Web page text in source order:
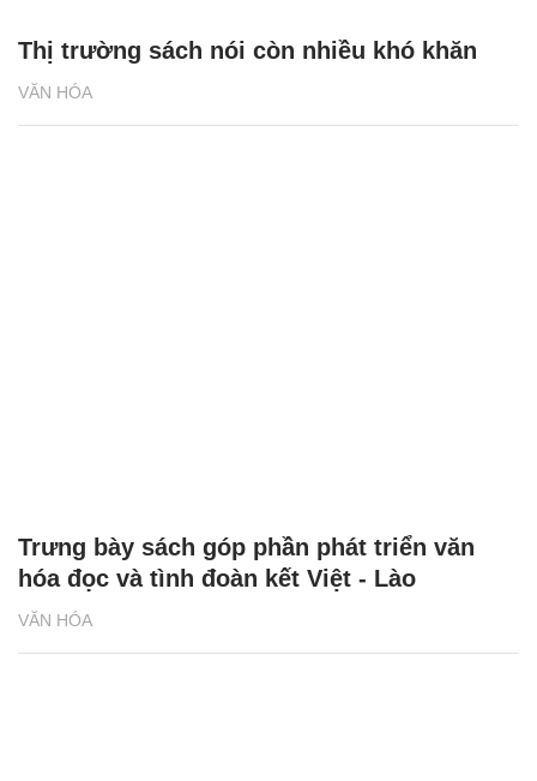
VĂN HÓA
Thị trường sách nói còn nhiều khó khăn
VĂN HÓA
Trưng bày sách góp phần phát triển văn
hóa đọc và tình đoàn kết Việt - Lào